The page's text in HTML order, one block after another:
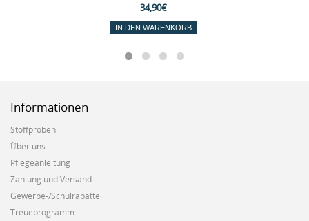
34,90€
IN DEN WARENKORB
Informationen
Stoffproben
Über uns
Pflegeanleitung
Zahlung und Versand
Gewerbe-/Schulrabatte
Treueprogramm